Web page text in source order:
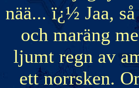
nää... ï¿½ Jaa,
och maräng
ljumt regn av
ett norrsken.